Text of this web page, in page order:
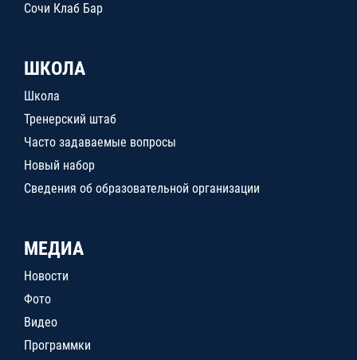
Сочи Клаб Бар
ШКОЛА
Школа
Тренерский штаб
Часто задаваемые вопросы
Новый набор
Сведения об образовательной организации
МЕДИА
Новости
Фото
Видео
Программки